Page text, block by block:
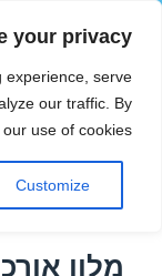
your privacy
experience, serve
our traffic. By
use of cookies.
Customize
הוטצימר
תגית:
מלון